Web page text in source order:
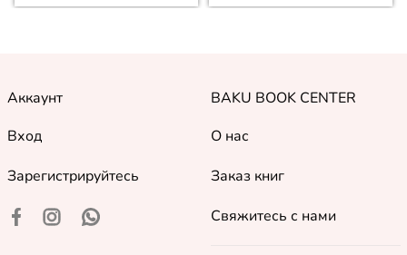
Аккаунт
Вход
Зарегистрируйтесь
BAKU BOOK CENTER
О нас
Заказ книг
Свяжитесь с нами